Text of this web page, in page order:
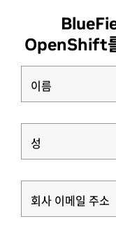
OpenShift
이름
성
회사 이메일 주소